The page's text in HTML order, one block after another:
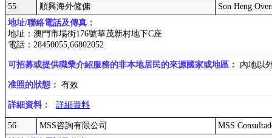
55 順興海外僱傭
Son Heng
地址/聯絡電話及傳真：
地址：澳門市場街176號華茂新村地下C座
電話：28450055,66802052
可招募或提供職業介紹服務的非本地居民的來源國家或地區： 內地以
准照的狀態： 有效
詳細資料： 詳細資料
56 MSS咨詢有限公司
MSS